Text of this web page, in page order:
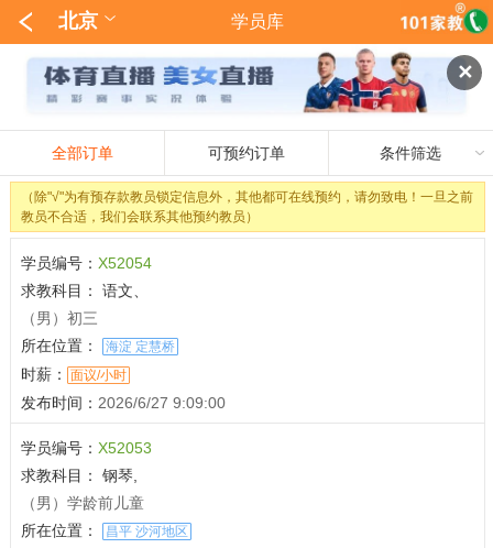
✕
北京 学员库
全部订单 可预约订单 条件筛选
（除"√"为有预存款教员锁定信息外，其他都可在线预约，请勿致电！一旦之前
教员不合适，我们会联系其他预约教员）
学员编号： X52054
求教科目： 语文、
（男）初三
所在位置：
海淀 定慧桥
时薪： 面议/小时
发布时间： 2026/6/27 9:09:00
学员编号： X52053
求教科目： 钢琴,
（男）学龄前儿童
所在位置：
昌平 沙河地区